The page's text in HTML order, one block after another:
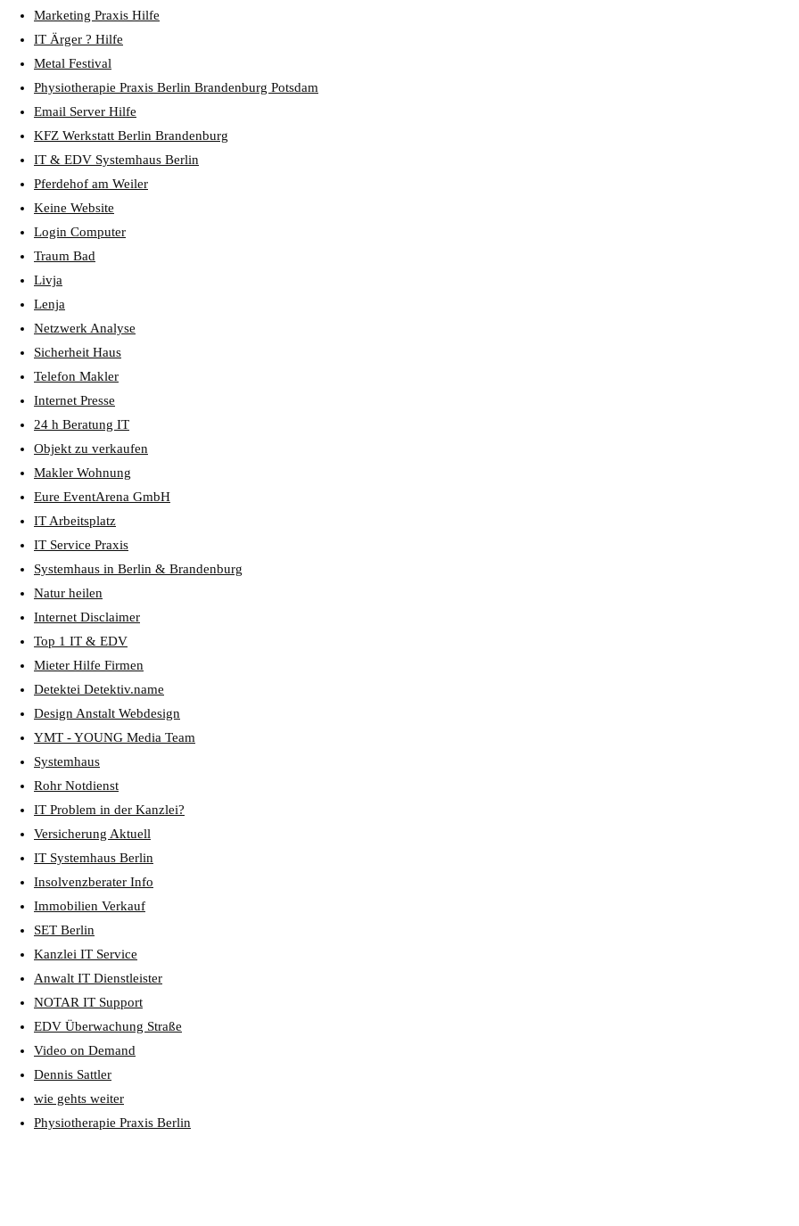
Marketing Praxis Hilfe
IT Ärger ? Hilfe
Metal Festival
Physiotherapie Praxis Berlin Brandenburg Potsdam
Email Server Hilfe
KFZ Werkstatt Berlin Brandenburg
IT & EDV Systemhaus Berlin
Pferdehof am Weiler
Keine Website
Login Computer
Traum Bad
Livja
Lenja
Netzwerk Analyse
Sicherheit Haus
Telefon Makler
Internet Presse
24 h Beratung IT
Objekt zu verkaufen
Makler Wohnung
Eure EventArena GmbH
IT Arbeitsplatz
IT Service Praxis
Systemhaus in Berlin & Brandenburg
Natur heilen
Internet Disclaimer
Top 1 IT & EDV
Mieter Hilfe Firmen
Detektei Detektiv.name
Design Anstalt Webdesign
YMT - YOUNG Media Team
Systemhaus
Rohr Notdienst
IT Problem in der Kanzlei?
Versicherung Aktuell
IT Systemhaus Berlin
Insolvenzberater Info
Immobilien Verkauf
SET Berlin
Kanzlei IT Service
Anwalt IT Dienstleister
NOTAR IT Support
EDV Überwachung Straße
Video on Demand
Dennis Sattler
wie gehts weiter
Physiotherapie Praxis Berlin